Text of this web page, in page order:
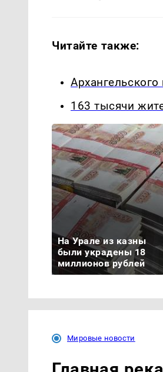
Читайте также:
163 тысячи
На Урале из казны
были украдены 18
миллионов рублей
Мировые новости